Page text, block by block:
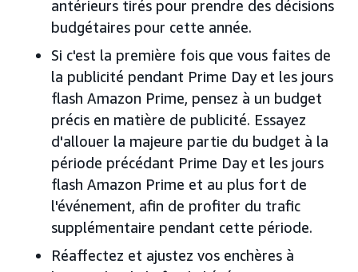
antérieurs tirés pour prendre des décisions
budgétaires pour cette année.
Si c'est la première fois que vous faites de
la publicité pendant Prime Day et les jours
flash Amazon Prime, pensez à un budget
précis en matière de publicité. Essayez
d'allouer la majeure partie du budget à la
période précédant Prime Day et les jours
flash Amazon Prime et au plus fort de
l'événement, afin de profiter du trafic
supplémentaire pendant cette période.
Réaffectez et ajustez vos enchères à